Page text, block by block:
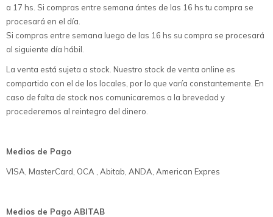
a 17 hs. Si compras entre semana ántes de las 16 hs tu compra se
procesará en el día.
Si compras entre semana luego de las 16 hs su compra se procesará
al siguiente día hábil.
La venta está sujeta a stock. Nuestro stock de venta online es
compartido con el de los locales, por lo que varía constantemente. En
caso de falta de stock nos comunicaremos a la brevedad y
procederemos al reintegro del dinero.
Medios de Pago
VISA, MasterCard, OCA , Abitab, ANDA, American Expres
Medios de Pago ABITAB